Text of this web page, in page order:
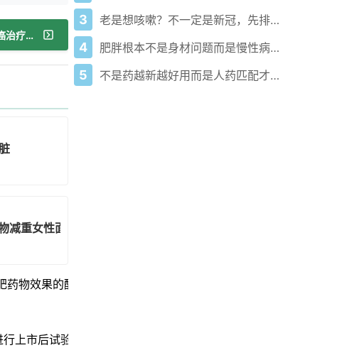
下一篇：全球试验显示新型三阴性乳腺癌治疗方法使生存率几乎翻倍
制框架
重女性面临的污名化问题
物效果的酶
上市后试验
3 老是想咳嗽？不一定是新冠，先排查这几类原因
4 肥胖根本不是身材问题而是慢性病！别再瞎折腾了
5 不是药越新越好用而是人药匹配才不白挨一针！医生不说但必须懂的减重真相